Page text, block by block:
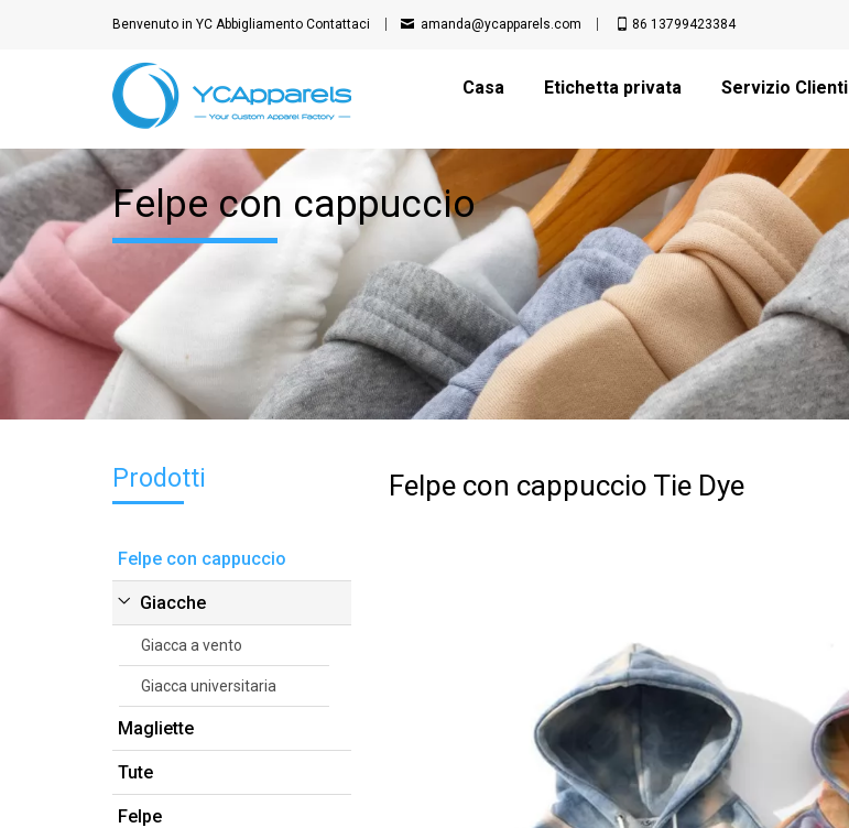
Benvenuto in YC Abbigliamento Contattaci amanda@ycapparels.com 86 13799423384
Casa Etichetta privata Servizio Clienti
Felpe con cappuccio
Prodotti
Felpe con cappuccio
Giacche
Giacca a vento
Giacca universitaria
Magliette
Tute
Felpe
Felpe con cappuccio Tie Dye